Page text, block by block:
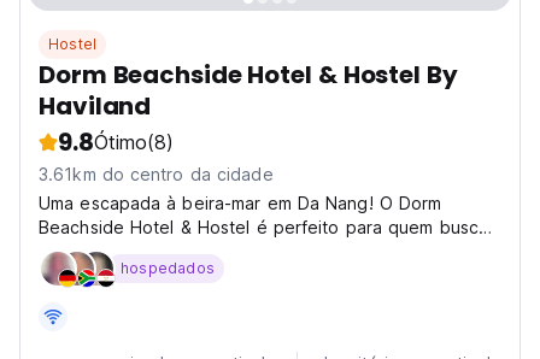
Hostel
Dorm Beachside Hotel & Hostel By
Haviland
9.8Ótimo(8)
3.61km do centro da cidade
Uma escapada à beira-mar em Da Nang! O Dorm
Beachside Hotel & Hostel é perfeito para quem busca
sol e viajantes sociáveis. Desfrute das praias do Vietnã
e da vibrante vida noturna. (Auto-translated from
hospedados